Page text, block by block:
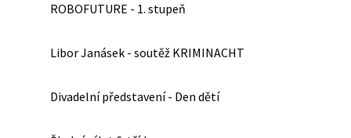
ROBOFUTURE - 1. stupeň
Libor Janásek - soutěž KRIMINACHT
Divadelní představení - Den dětí